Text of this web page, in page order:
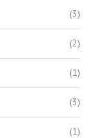
(3)
(2)
(1)
(3)
(1)